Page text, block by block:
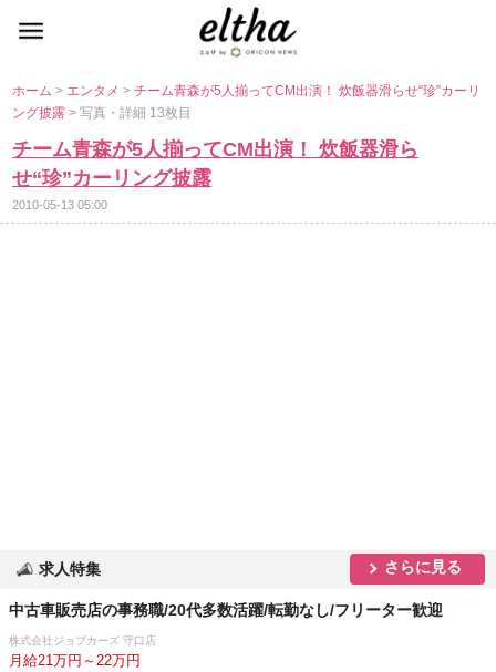
ホーム> エンタメ>チーム青森が5人揃ってCM出演！ 炊飯器滑らせ“珍”カーリ
ング披露> 写真・詳細 13枚目
チーム青森が5人揃ってCM出演！ 炊飯器滑ら
せ“珍”カーリング披露
2010-05-13 05:00
求人特集 さらに見る
中古車販売店の事務職/20代多数活躍/転勤なし/フリーター歓迎
株式会社ジョブカーズ 守口店
月給21万円～22万円